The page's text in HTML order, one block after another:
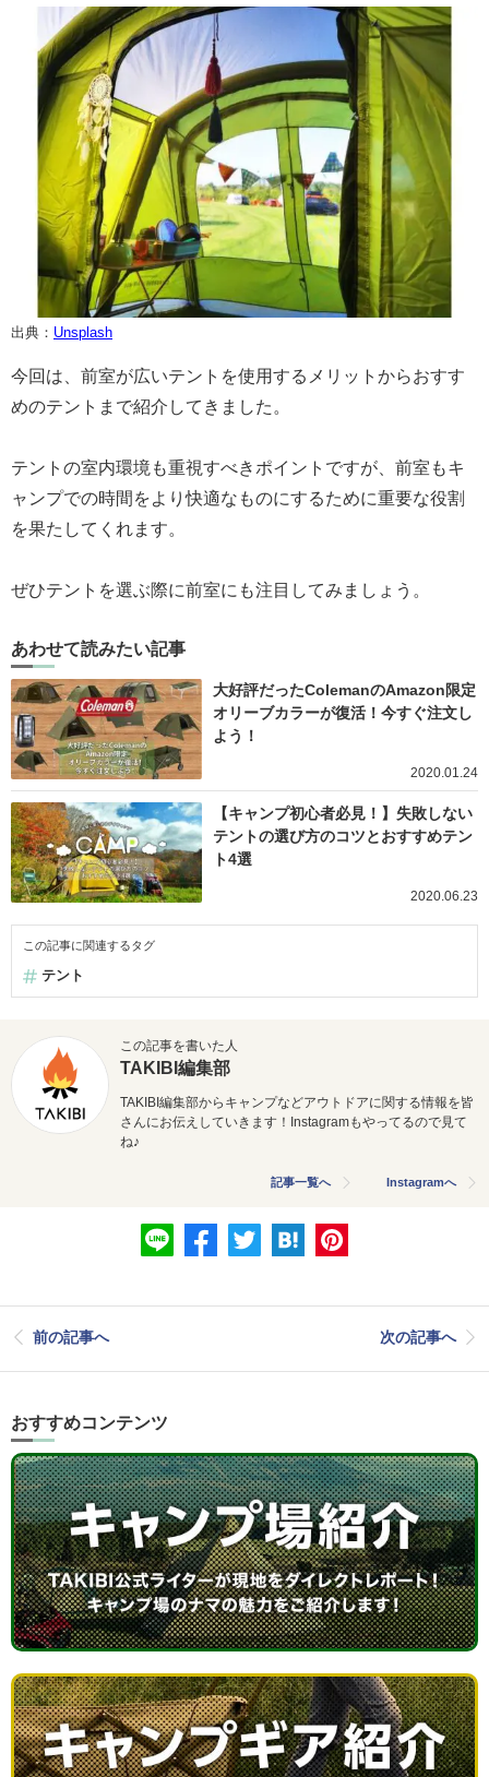
出典： Unsplash
今回は、前室が広いテントを使用するメリットからおすす
めのテントまで紹介してきました。
テントの室内環境も重視すべきポイントですが、前室もキ
ャンプでの時間をより快適なものにするために重要な役割
を果たしてくれます。
ぜひテントを選ぶ際に前室にも注目してみましょう。
あわせて読みたい記事
大好評だったColemanのAmazon限定
オリーブカラーが復活！今すぐ注文し
よう！
2020.01.24
【キャンプ初心者必見！】失敗しない
テントの選び方のコツとおすすめテン
ト4選
2020.06.23
この記事に関連するタグ
テント
この記事を書いた人
TAKIBI編集部
TAKIBI編集部からキャンプなどアウトドアに関する情報を皆
さんにお伝えしていきます！Instagramもやってるので見て
ね♪
記事一覧へ Instagramへ
前の記事へ 次の記事へ
おすすめコンテンツ